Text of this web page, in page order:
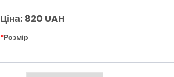
Ціна: 820 UAH
*Розмір